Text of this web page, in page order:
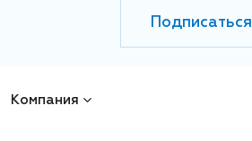
Подписаться
Компания